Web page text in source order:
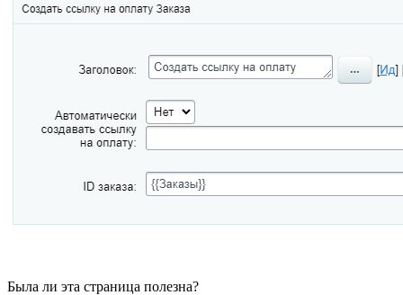
Была ли эта страница полезна?